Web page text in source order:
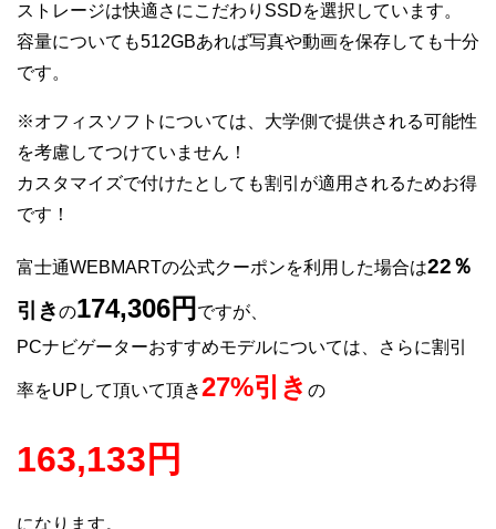
ストレージは快適さにこだわりSSDを選択しています。
容量についても512GBあれば写真や動画を保存しても十分
です。
※オフィスソフトについては、大学側で提供される可能性
を考慮してつけていません！
カスタマイズで付けたとしても割引が適用されるためお得
です！
富士通WEBMARTの公式クーポンを利用した場合は22％
引きの174,306円 ですが、
PCナビゲーターおすすめモデルについては、さらに割引
率をUPして頂いて頂き27%引き の
163,133円
になります。